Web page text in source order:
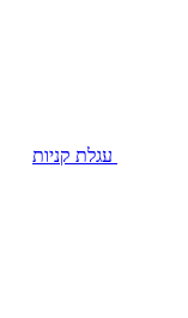
עגלת קניות